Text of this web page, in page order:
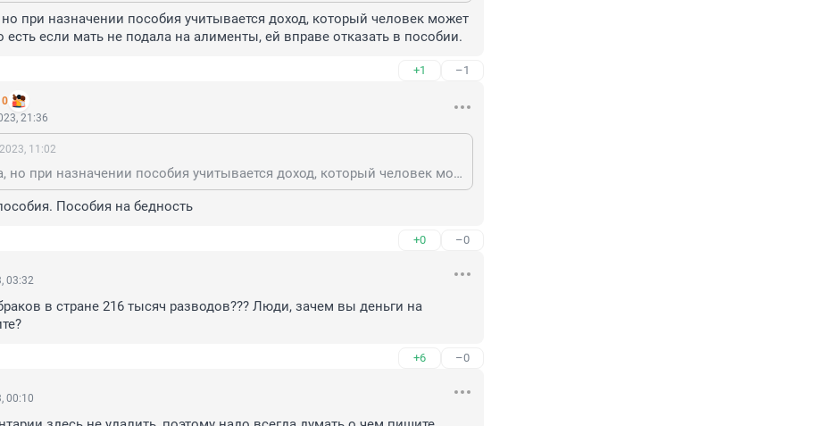
при назначении пособия учитывается доход, который человек может
есть если мать не подала на алименты, ей вправе отказать в пособии.
+1 –1
21:36
11:02
Не обязана, но при назначении пособия учитывается доход, который человек может получить. То есть если мать не подала на алименты, ей вправе отказать в пособии.
Пособия на бедность
+0 –0
03:32
в стране 216 тысяч разводов??? Люди, зачем вы деньги на
+6 –0
00:10